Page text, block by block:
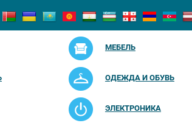
МЕБЕЛЬ
ОДЕЖДА И ОБУВЬ
ЭЛЕКТРОНИКА